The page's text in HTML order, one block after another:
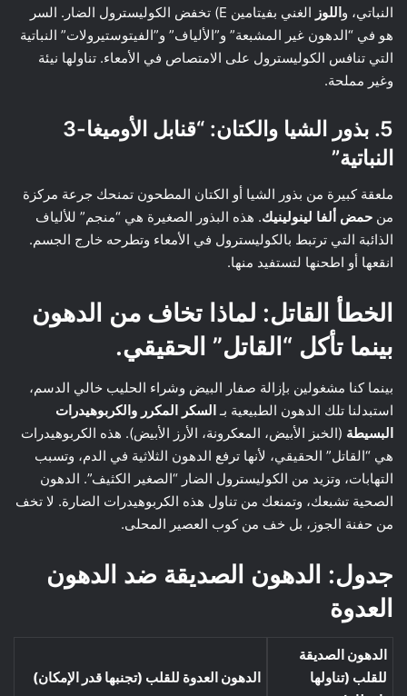
النباتي، واللوز
الغني بفيتامين E) تخفض الكوليسترول الضار. السر
هو في “الدهون غير المشبعة” و”الألياف” و”الفيتوستيرولات” النباتية
التي تنافس الكوليسترول على الامتصاص في الأمعاء. تناولها نيئة
وغير مملحة.
5. بذور الشيا والكتان: “قنابل الأوميغا-3
النباتية”
ملعقة كبيرة من بذور الشيا أو الكتان المطحون تمنحك جرعة مركزة
من حمض ألفا لينولينيك. هذه البذور الصغيرة هي “منجم” للألياف
الذائبة التي ترتبط بالكوليسترول في الأمعاء وتطرحه خارج الجسم.
انقعها أو اطحنها لتستفيد منها.
الخطأ القاتل: لماذا تخاف من الدهون
بينما تأكل “القاتل” الحقيقي.
بينما كنا مشغولين بإزالة صفار البيض وشراء الحليب خالي الدسم،
استبدلنا تلك الدهون الطبيعية بـ السكر المكرر والكربوهيدرات
البسيطة (الخبز الأبيض، المعكرونة، الأرز الأبيض). هذه الكربوهيدرات
هي “القاتل” الحقيقي، لأنها ترفع الدهون الثلاثية في الدم، وتسبب
التهابات، وتزيد من الكوليسترول الضار “الصغير الكثيف”. الدهون
الصحية تشبعك، وتمنعك من تناول هذه الكربوهيدرات الضارة. لا تخف
من حفنة الجوز، بل خف من كوب العصير المحلى.
جدول: الدهون الصديقة ضد الدهون
العدوة
الدهون الصديقة
للقلب (تناولها
الدهون العدوة للقلب (تجنبها قدر الإمكان)